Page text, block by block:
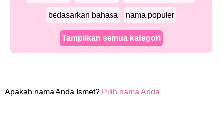
bedasarkan bahasa nama populer
Tampilkan semua kategori
Apakah nama Anda Ismet? Pilih nama Anda